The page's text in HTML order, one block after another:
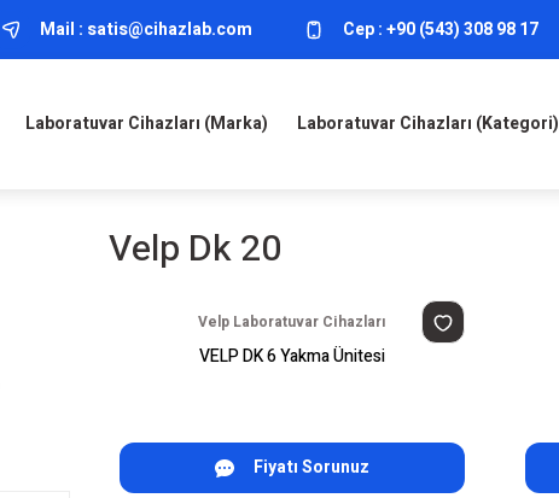
Mail : satis@cihazlab.com Cep :+90 (543) 308 98 17
Laboratuvar Cihazları (Marka) Laboratuvar Cihazları (Kategori)
Velp Dk 20
Velp Laboratuvar Cihazları
VELP DK 6 Yakma Ünitesi
Fiyatı Sorunuz